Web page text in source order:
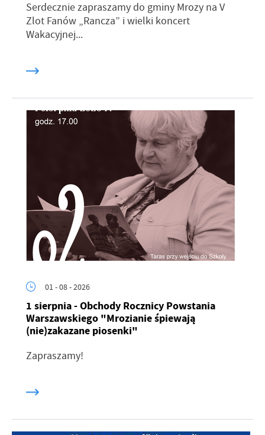
Serdecznie zapraszamy do gminy Mrozy na V
Zlot Fanów „Rancza” i wielki koncert
Wakacyjnej...
01 - 08 - 2026
1 sierpnia - Obchody Rocznicy Powstania
Warszawskiego "Mrozianie śpiewają
(nie)zakazane piosenki"
Zapraszamy!